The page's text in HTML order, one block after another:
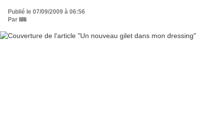
Publié le 07/09/2009 à 06:56
Par lilli